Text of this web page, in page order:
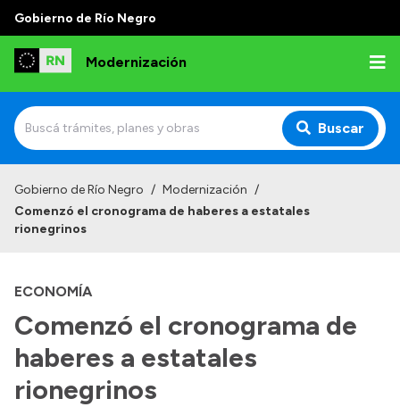
Gobierno de Río Negro
Modernización
Buscar
Institucional
Misión y Visión
Normativa
Transparencia
Gobierno de Río Negro / Modernización /
Comenzó el cronograma de haberes a estatales
rionegrinos
ECONOMÍA
Comenzó el cronograma de
haberes a estatales
rionegrinos